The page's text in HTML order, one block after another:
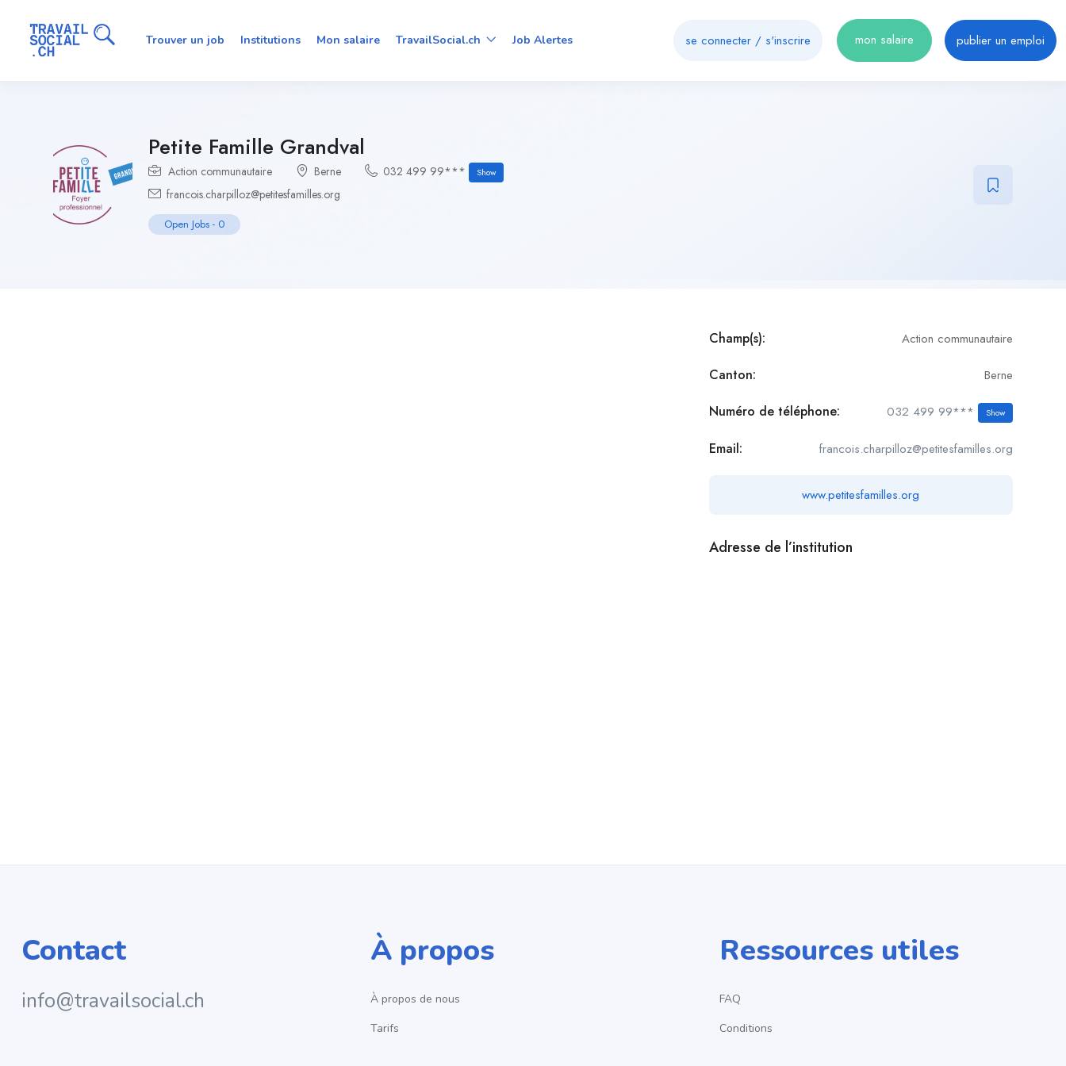
Trouver un job Institutions Mon salaire TravailSocial.ch Job Alertes se connecter / s'inscrire mon salaire publier un emploi
Petite Famille Grandval
Action communautaire Berne 032 499 99*** Show
francois.charpilloz@petitesfamilles.org
Open Jobs - 0
Champ(s): Action communautaire
Canton: Berne
Numéro de téléphone: 032 499 99*** Show
Email: francois.charpilloz@petitesfamilles.org
www.petitesfamilles.org
Adresse de l’institution
Contact
info@travailsocial.ch
À propos
À propos de nous
Tarifs
Ressources utiles
FAQ
Conditions